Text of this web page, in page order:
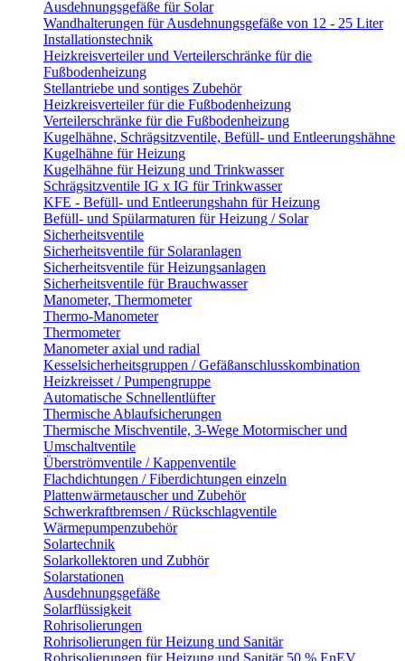
Ausdehnungsgefäße für Solar
Wandhalterungen für Ausdehnungsgefäße von 12 - 25 Liter
Installationstechnik
Heizkreisverteiler und Verteilerschränke für die
Fußbodenheizung
Stellantriebe und sontiges Zubehör
Heizkreisverteiler für die Fußbodenheizung
Verteilerschränke für die Fußbodenheizung
Kugelhähne, Schrägsitzventile, Befüll- und Entleerungshähne
Kugelhähne für Heizung
Kugelhähne für Heizung und Trinkwasser
Schrägsitzventile IG x IG für Trinkwasser
KFE - Befüll- und Entleerungshahn für Heizung
Befüll- und Spülarmaturen für Heizung / Solar
Sicherheitsventile
Sicherheitsventile für Solaranlagen
Sicherheitsventile für Heizungsanlagen
Sicherheitsventile für Brauchwasser
Manometer, Thermometer
Thermo-Manometer
Thermometer
Manometer axial und radial
Kesselsicherheitsgruppen / Gefäßanschlusskombination
Heizkreisset / Pumpengruppe
Automatische Schnellentlüfter
Thermische Ablaufsicherungen
Thermische Mischventile, 3-Wege Motormischer und
Umschaltventile
Überströmventile / Kappenventile
Flachdichtungen / Fiberdichtungen einzeln
Plattenwärmetauscher und Zubehör
Schwerkraftbremsen / Rückschlagventile
Wärmepumpenzubehör
Solartechnik
Solarkollektoren und Zubhör
Solarstationen
Ausdehnungsgefäße
Solarflüssigkeit
Rohrisolierungen
Rohrisolierungen für Heizung und Sanitär
Rohrisolierungen für Heizung und Sanitär 50 % EnEV